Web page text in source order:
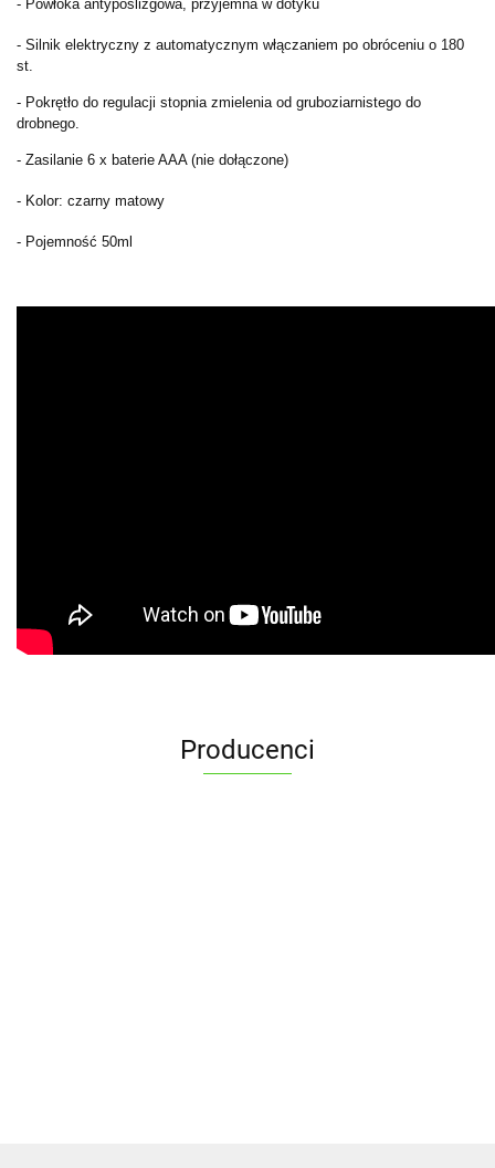
- Powłoka antypoślizgowa, przyjemna w dotyku
- Silnik elektryczny z automatycznym włączaniem po obróceniu o 180
st.
- Pokrętło do regulacji stopnia zmielenia od gruboziarnistego do
drobnego.
- Zasilanie 6 x baterie AAA (nie dołączone)
- Kolor: czarny matowy
- Pojemność 50ml
Producenci